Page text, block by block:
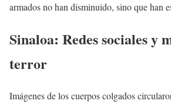
armados no han disminuido, sino que han
Sinaloa: Redes sociales y
terror
Imágenes de los cuerpos colgados